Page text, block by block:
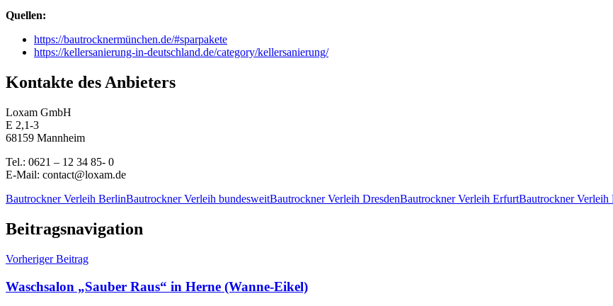
Quellen:
https://bautrocknermünchen.de/#sparpakete
https://kellersanierung-in-deutschland.de/category/kellersanierung/
Kontakte des Anbieters
Loxam GmbH
E 2,1-3
68159 Mannheim
Tel.: 0621 – 12 34 85- 0
E-Mail: contact@loxam.de
Bautrockner Verleih BerlinBautrockner Verleih bundesweitBautrockner Verleih DresdenBautrockner Verleih ErfurtBautrockner Verleih
Beitragsnavigation
Vorheriger Beitrag
Waschsalon „Sauber Raus“ in Herne (Wanne-Eikel)